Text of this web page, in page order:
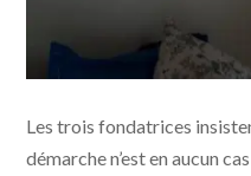
Les trois fondatrices
démarche n’est en aucun